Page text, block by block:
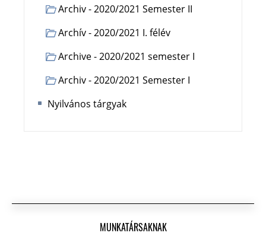
Archiv - 2020/2021 Semester II
Archív - 2020/2021 I. félév
Archive - 2020/2021 semester I
Archiv - 2020/2021 Semester I
Nyilvános tárgyak
MUNKATÁRSAKNAK